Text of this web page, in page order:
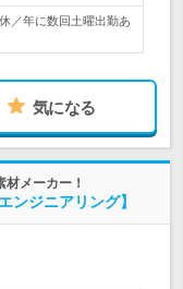
／年に数回土曜出勤あ
気になる
メーカー！
ンジニアリング】